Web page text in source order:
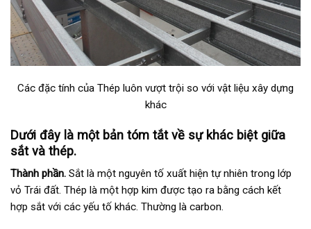
Các đặc tính của Thép luôn vượt trội so với vật liệu xây dựng
khác
Dưới đây là một bản tóm tắt về sự khác biệt giữa
sắt và thép.
Thành phần. Sắt là một nguyên tố xuất hiện tự nhiên trong lớp
vỏ Trái đất. Thép là một hợp kim được tạo ra bằng cách kết
hợp sắt với các yếu tố khác. Thường là carbon.